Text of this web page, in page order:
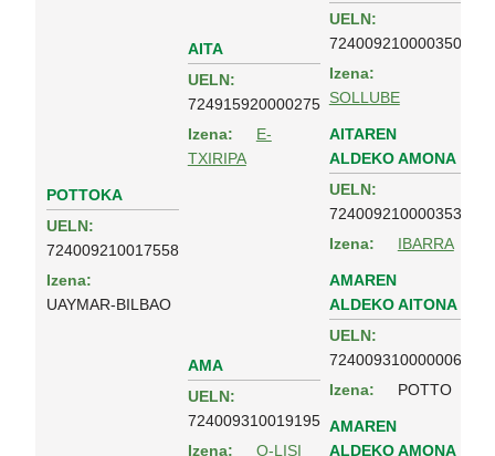
POTTOKA
UELN:
724009210017558
Izena:
UAYMAR-BILBAO
AITA
UELN:
724915920000275
Izena:
E-
TXIRIPA
UELN:
724009210000350
Izena:
SOLLUBE
AITAREN
ALDEKO AMONA
UELN:
724009210000353
Izena:
IBARRA
AMA
UELN:
724009310019195
Izena:
O-LISI
AMAREN
ALDEKO AITONA
UELN:
724009310000006
Izena:
POTTO
AMAREN
ALDEKO AMONA